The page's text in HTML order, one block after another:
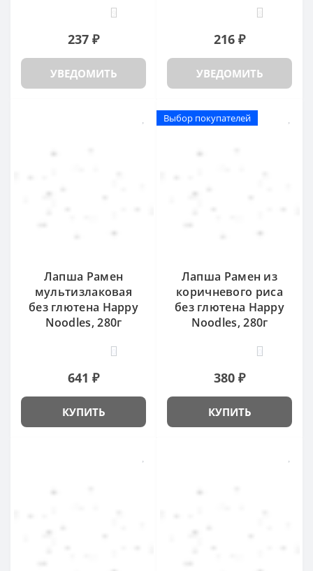
237 ₽
УВЕДОМИТЬ
216 ₽
УВЕДОМИТЬ
Лапша Рамен
мультизлаковая
без глютена Happy
Noodles, 280г
641 ₽
КУПИТЬ
Выбор покупателей
Лапша Рамен из
коричневого риса
без глютена Happy
Noodles, 280г
380 ₽
КУПИТЬ